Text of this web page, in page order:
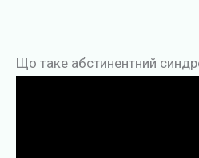
Що таке абстинентний